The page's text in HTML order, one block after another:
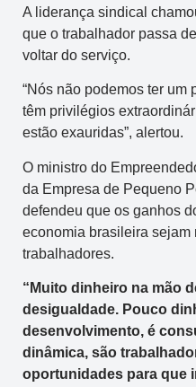
A liderança sindical
que o trabalhador passa
voltar do serviço.
“Nós não podemos ter um
têm privilégios
estão exauridas”, alertou.
O ministro do
da Empresa de Pequeno
defendeu que os ganhos
economia brasileira sejam
trabalhadores.
“Muito dinheiro na mão
desigualdade. Pouco
desenvolvimento, é
dinâmica, são
oportunidades para que